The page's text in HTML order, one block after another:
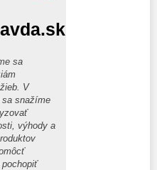
sa
V
snažíme
výhody a